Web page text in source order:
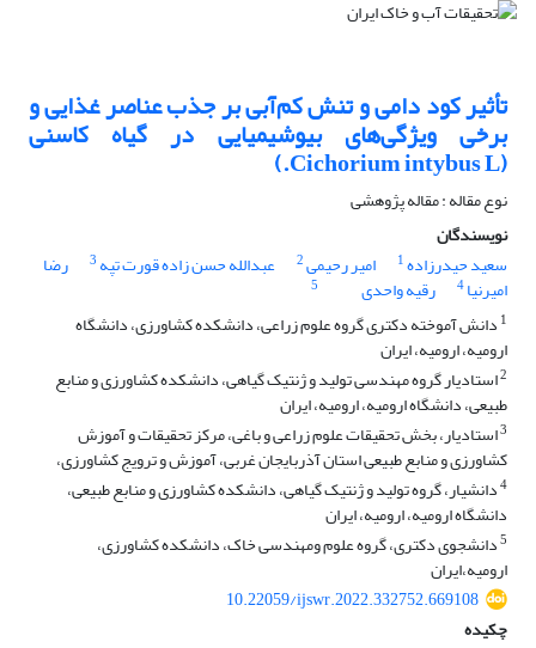
تأثیر کود دامی و تنش کم‌آبی بر جذب عناصر غذایی و
برخی ویژگی‌های بیوشیمیایی در گیاه کاسنی
(Cichorium intybus L.)
نوع مقاله : مقاله پژوهشی
نویسندگان
سعید حیدرزاده1 امیر رحیمی2 عبدالله حسن زاده قورت تپه 3 رضا
امیرنیا4 رقیه واحدی
5
1 دانش آموخته دکتری گروه علوم زراعی، دانشکده کشاورزی، دانشگاه
ارومیه، ارومیه، ایران
2استادیار گروه مهندسی تولید و ژنتیک گیاهی، دانشکده کشاورزی و منابع
طبیعی، دانشگاه ارومیه، ارومیه، ایران
3استادیار، بخش تحقیقات علوم زراعی و باغی، مرکز تحقیقات و آموزش
کشاورزی و منابع طبیعی استان آذربایجان غربی، آموزش و ترویج کشاورزی،
4دانشیار، گروه تولید و ژنتیک گیاهی، دانشکده کشاورزی و منابع طبیعی،
دانشگاه ارومیه، ارومیه، ایران
5دانشجوی دکتری، گروه علوم ومهندسی خاک، دانشکده کشاورزی،
ارومیه،ایران
10.22059/ijswr.2022.332752.669108
چکیده